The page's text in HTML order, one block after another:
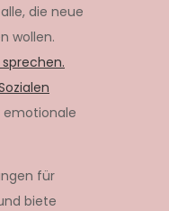
die neue
wollen.
emotionale
für
biete